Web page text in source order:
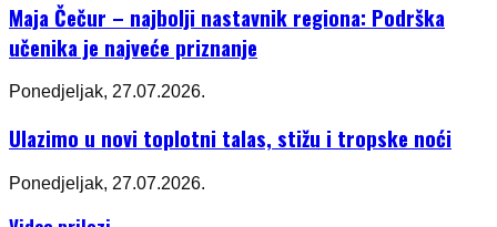
Maja Čečur – najbolji nastavnik regiona: Podrška
učenika je najveće priznanje
Ponedjeljak, 27.07.2026.
Ulazimo u novi toplotni talas, stižu i tropske noći
Ponedjeljak, 27.07.2026.